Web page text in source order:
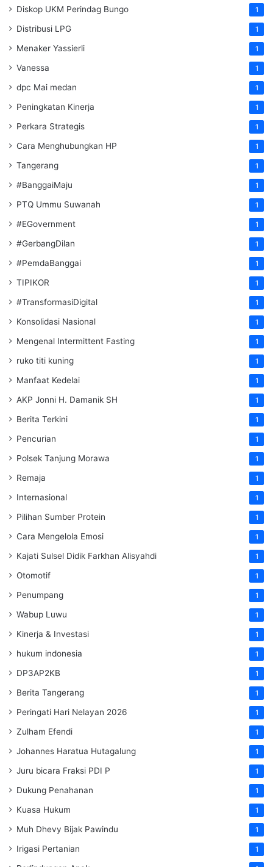
Diskop UKM Perindag Bungo 1
Distribusi LPG 1
Menaker Yassierli 1
Vanessa 1
dpc Mai medan 1
Peningkatan Kinerja 1
Perkara Strategis 1
Cara Menghubungkan HP 1
Tangerang 1
#BanggaiMaju 1
PTQ Ummu Suwanah 1
#EGovernment 1
#GerbangDilan 1
#PemdaBanggai 1
TIPIKOR 1
#TransformasiDigital 1
Konsolidasi Nasional 1
Mengenal Intermittent Fasting 1
ruko titi kuning 1
Manfaat Kedelai 1
AKP Jonni H. Damanik SH 1
Berita Terkini 1
Pencurian 1
Polsek Tanjung Morawa 1
Remaja 1
Internasional 1
Pilihan Sumber Protein 1
Cara Mengelola Emosi 1
Kajati Sulsel Didik Farkhan Alisyahdi 1
Otomotif 1
Penumpang 1
Wabup Luwu 1
Kinerja & Investasi 1
hukum indonesia 1
DP3AP2KB 1
Berita Tangerang 1
Peringati Hari Nelayan 2026 1
Zulham Efendi 1
Johannes Haratua Hutagalung 1
Juru bicara Fraksi PDI P 1
Dukung Penahanan 1
Kuasa Hukum 1
Muh Dhevy Bijak Pawindu 1
Irigasi Pertanian 1